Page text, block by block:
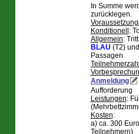
In Summe
zurücklegen.
Konditionell :
Allgemein:
BLAU (T2)
Passagen
Anmeldung
Aufforderung
Leistungen:
Kosten:
a) ca. 300
Teilnehmern)